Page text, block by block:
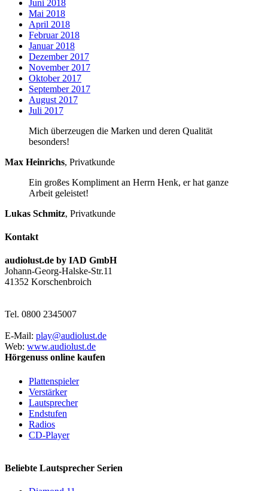
Juni 2018
Mai 2018
April 2018
Februar 2018
Januar 2018
Dezember 2017
November 2017
Oktober 2017
September 2017
August 2017
Juli 2017
Mich überzeugen die Marken und deren Qualität
besonders!
Max Heinrichs, Privatkunde
Ein großes Kompliment an Herrn Henk, er hat ganze
Arbeit geleistet!
Lukas Schmitz, Privatkunde
Kontakt
audiolust.de by IAD GmbH
Johann-Georg-Halske-Str.11
41352 Korschenbroich
Tel. 0800 2345007
E-Mail: play@audiolust.de
Web: www.audiolust.de
Hörgenuss online kaufen
Plattenspieler
Verstärker
Lautsprecher
Endstufen
Radios
CD-Player
Beliebte Lautsprecher Serien